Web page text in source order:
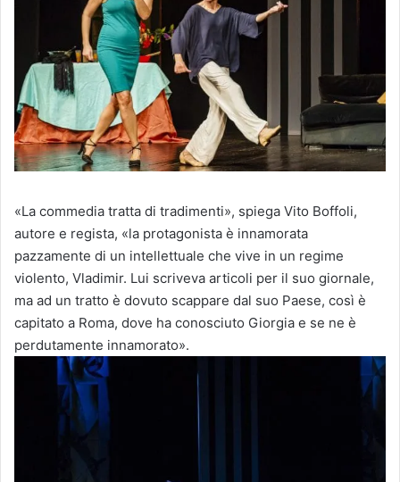
«La commedia tratta di tradimenti», spiega Vito Boffoli,
autore e regista, «la protagonista è innamorata
pazzamente di un intellettuale che vive in un regime
violento, Vladimir. Lui scriveva articoli per il suo giornale,
ma ad un tratto è dovuto scappare dal suo Paese, così è
capitato a Roma, dove ha conosciuto Giorgia e se ne è
perdutamente innamorato».